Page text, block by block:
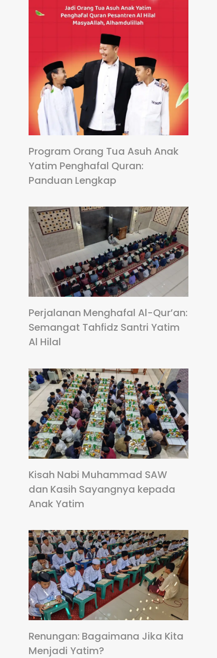
Program Orang Tua Asuh Anak
Yatim Penghafal Quran:
Panduan Lengkap
Perjalanan Menghafal Al-Qur’an:
Semangat Tahfidz Santri Yatim
Al Hilal
Kisah Nabi Muhammad SAW
dan Kasih Sayangnya kepada
Anak Yatim
Renungan: Bagaimana Jika Kita
Menjadi Yatim?